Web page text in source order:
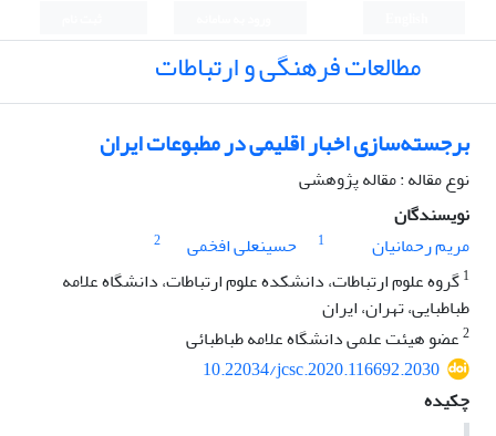
مطالعات فرهنگی و ارتباطات
برجسته‌سازی اخبار اقلیمی در مطبوعات ایران
نوع مقاله : مقاله پژوهشی
نویسندگان
مریم رحمانیان
1 حسینعلی افخمی
2
1گروه علوم ارتباطات، دانشکده علوم ارتباطات، دانشگاه علامه
طباطبایی، تهران، ایران
2عضو هیئت علمی دانشگاه علامه طباطبائی
10.22034/jcsc.2020.116692.2030
چکیده